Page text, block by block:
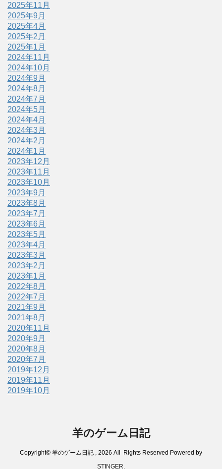
2025年11月
2025年9月
2025年4月
2025年2月
2025年1月
2024年11月
2024年10月
2024年9月
2024年8月
2024年7月
2024年5月
2024年4月
2024年3月
2024年2月
2024年1月
2023年12月
2023年11月
2023年10月
2023年9月
2023年8月
2023年7月
2023年6月
2023年5月
2023年4月
2023年3月
2023年2月
2023年1月
2022年8月
2022年7月
2021年9月
2021年8月
2020年11月
2020年9月
2020年8月
2020年7月
2019年12月
2019年11月
2019年10月
羊のゲーム日記
Copyright© 羊のゲーム日記 , 2026 All Rights Reserved Powered by
STINGER